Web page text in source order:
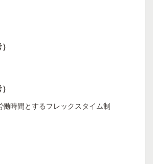
働時間とするフレックスタイム制